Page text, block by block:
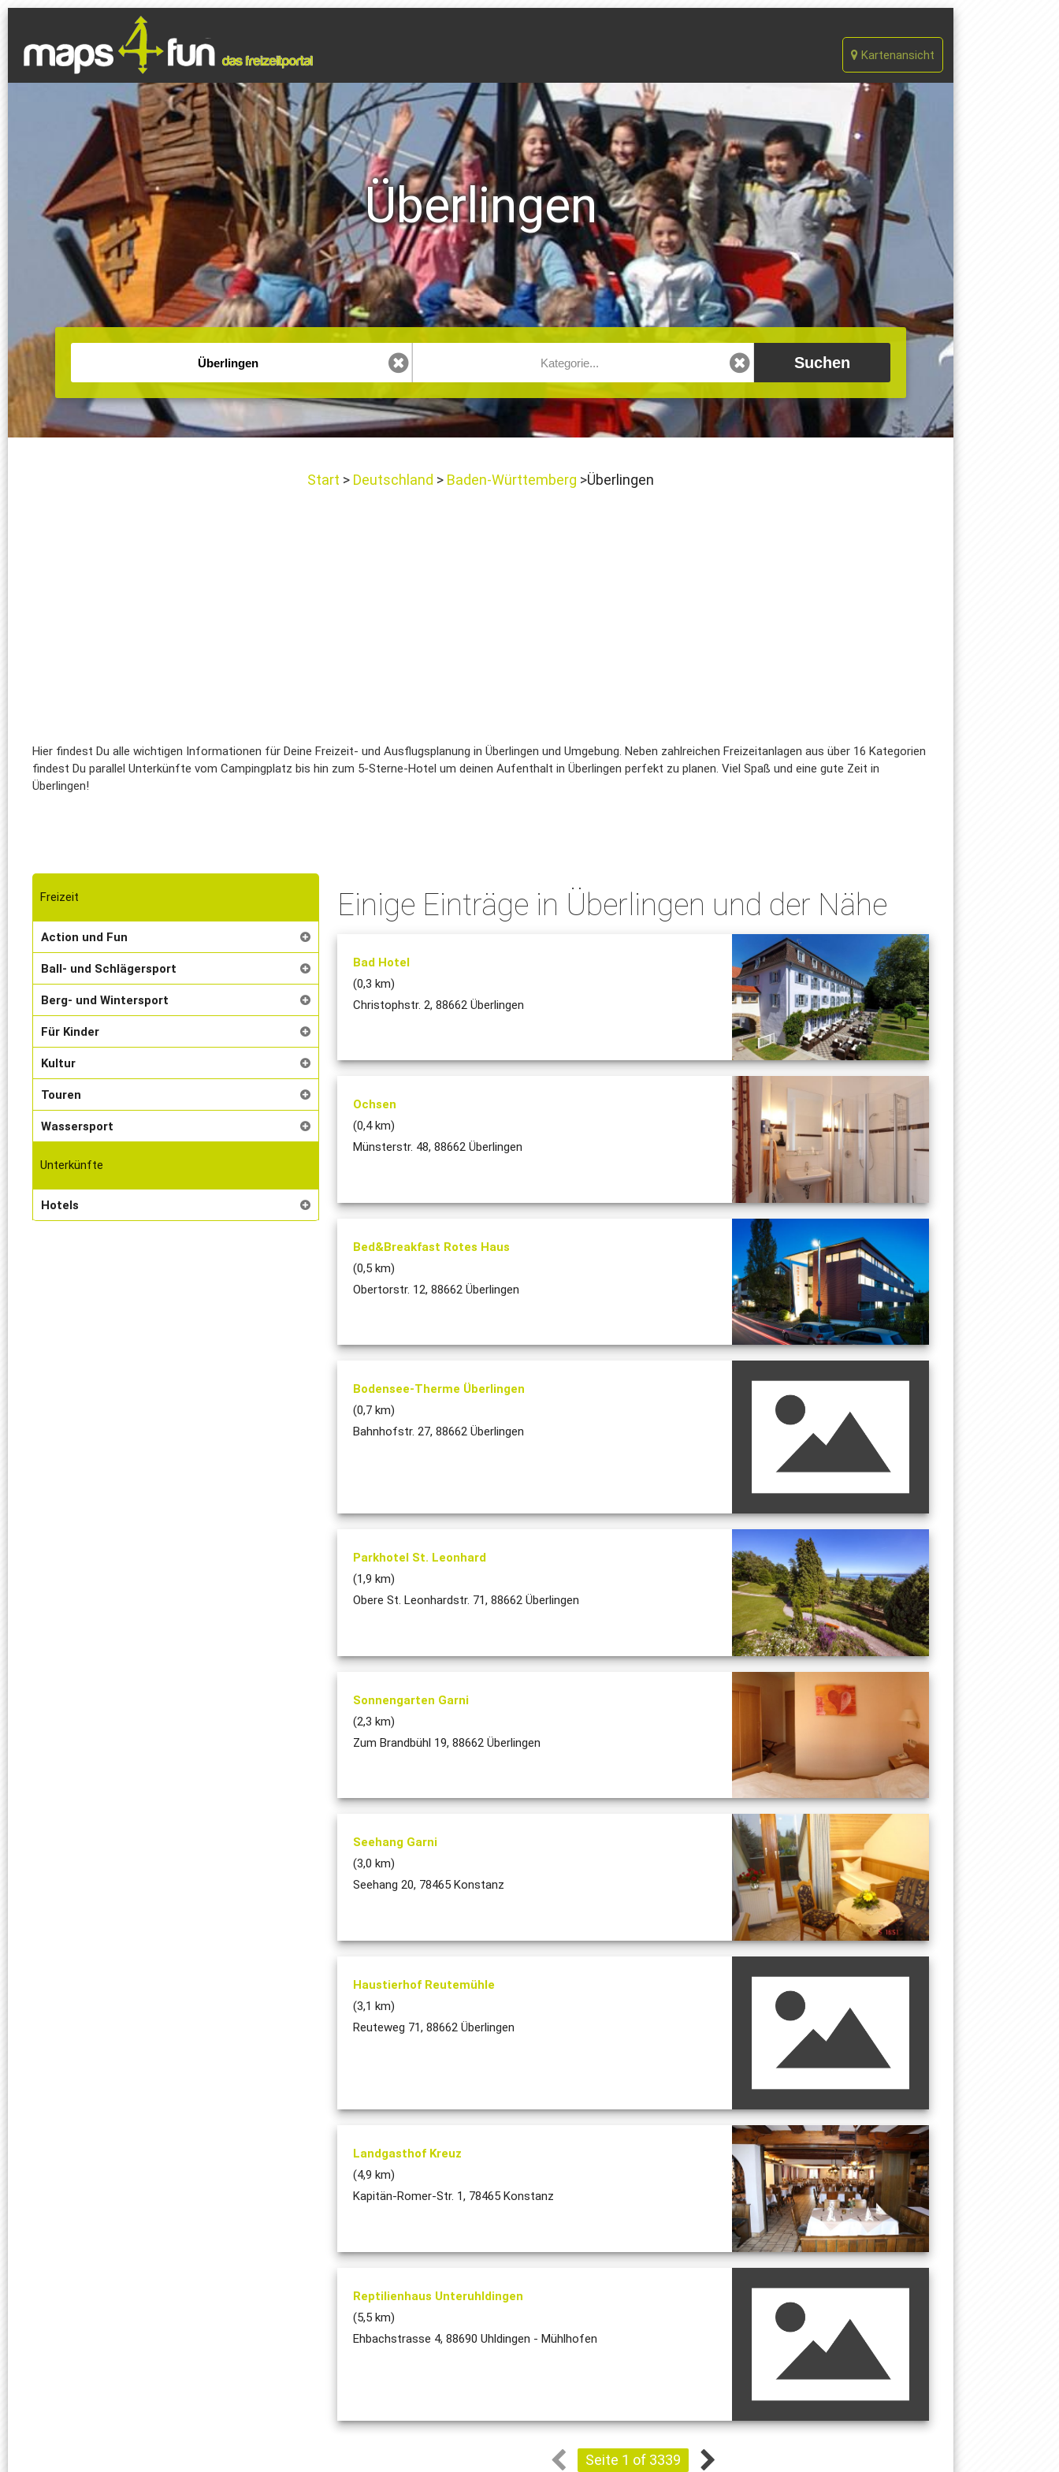
Kartenansicht
Überlingen
Start Deutschland Baden-Württemberg Überlingen
Hier findest Du alle wichtigen Informationen für Deine Freizeit- und Ausflugsplanung in Überlingen und Umgebung. Neben zahlreichen Freizeitanlagen aus über 16 Kategorien
findest Du parallel Unterkünfte vom Campingplatz bis hin zum 5-Sterne-Hotel um deinen Aufenthalt in Überlingen perfekt zu planen. Viel Spaß und eine gute Zeit in
Überlingen!
Freizeit
Action und Fun
Ball- und Schlägersport
Berg- und Wintersport
Für Kinder
Kultur
Touren
Wassersport
Unterkünfte
Hotels
Einige Einträge in Überlingen und der Nähe
Bad Hotel
(0,3 km)
Christophstr. 2, 88662 Überlingen
Ochsen
(0,4 km)
Münsterstr. 48, 88662 Überlingen
Bed&Breakfast Rotes Haus
(0,5 km)
Obertorstr. 12, 88662 Überlingen
Bodensee-Therme Überlingen
(0,7 km)
Bahnhofstr. 27, 88662 Überlingen
Parkhotel St. Leonhard
(1,9 km)
Obere St. Leonhardstr. 71, 88662 Überlingen
Sonnengarten Garni
(2,3 km)
Zum Brandbühl 19, 88662 Überlingen
Seehang Garni
(3,0 km)
Seehang 20, 78465 Konstanz
Haustierhof Reutemühle
(3,1 km)
Reuteweg 71, 88662 Überlingen
Landgasthof Kreuz
(4,9 km)
Kapitän-Romer-Str. 1, 78465 Konstanz
Reptilienhaus Unteruhldingen
(5,5 km)
Ehbachstrasse 4, 88690 Uhldingen - Mühlhofen
Seite 1 of 3339